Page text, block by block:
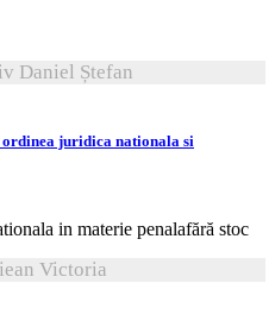
Daniel Ștefan
juridica nationala si
fără stoc
Victoria